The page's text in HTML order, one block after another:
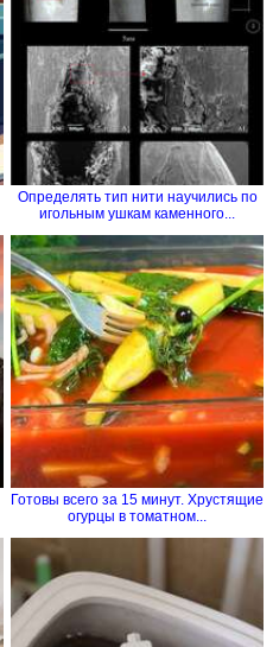
Определять тип нити научились по
игольным ушкам каменного...
Готовы всего за 15 минут. Хрустящие
огурцы в томатном...